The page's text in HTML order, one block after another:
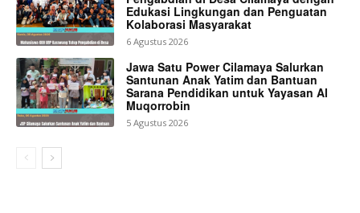
Edukasi Lingkungan dan Penguatan
Kolaborasi Masyarakat
6 Agustus 2026
Jawa Satu Power Cilamaya Salurkan
Santunan Anak Yatim dan Bantuan
Sarana Pendidikan untuk Yayasan Al
Muqorrobin
5 Agustus 2026